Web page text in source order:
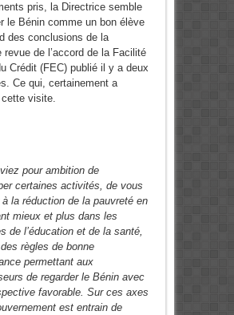
pris, la Directrice semble
le Bénin comme un bon élève
des conclusions de la
revue de l’accord de la Facilité
Crédit (FEC) publié il y a deux
Ce qui, certainement a
visite.
pour ambition de
certaines activités, de vous
la réduction de la pauvreté en
mieux et plus dans les
de l’éducation et de la santé,
des règles de bonne
permettant aux
de regarder le Bénin avec
favorable. Sur ces axes
est entrain de